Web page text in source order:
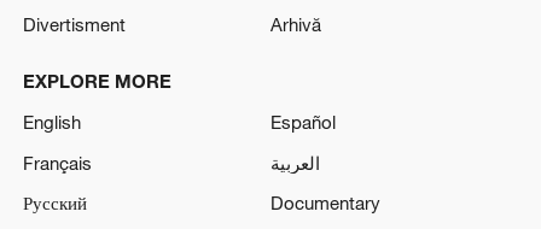
Divertisment
Arhivă
EXPLORE MORE
English
Español
Français
العربية
Русский
Documentary